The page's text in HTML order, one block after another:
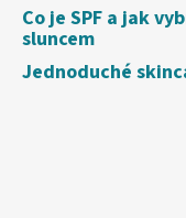
Co je SPF a jak
sluncem
Jednoduché